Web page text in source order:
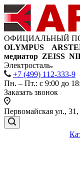
ОФИЦИАЛЬНЫЙ
OLYMPUS
медиатор ZEISS
Электросталь
+7 (499) 112-333-9
Пн. – Пт.: с 9:00 до
Заказать звонок
Первомайская ул., 31,